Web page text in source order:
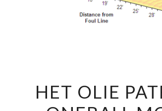
HET OLIE